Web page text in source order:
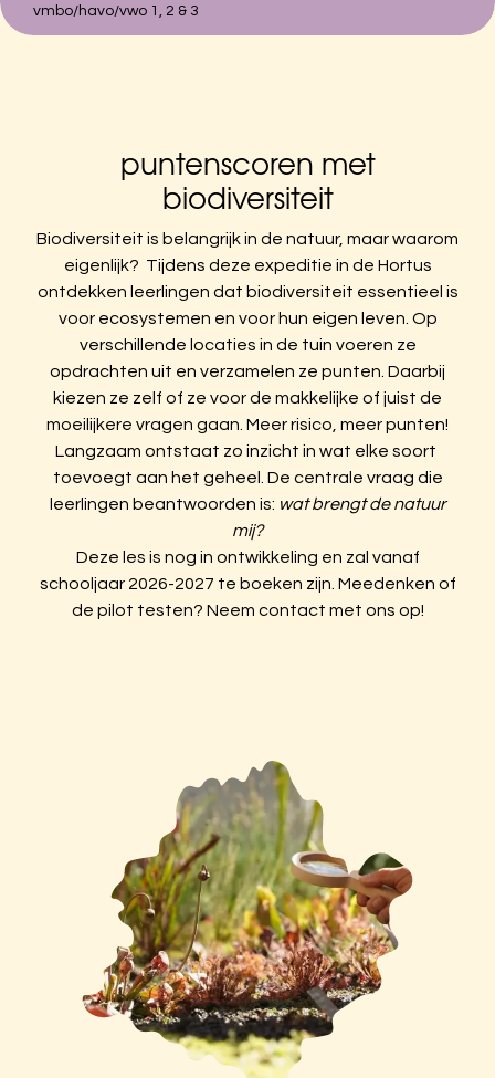
Zoeken naar:
1018DD Amsterdam
vmbo/havo/vwo 1, 2 & 3
puntenscoren met
biodiversiteit
Biodiversiteit is belangrijk in de natuur, maar waarom
eigenlijk? Tijdens deze expeditie in de Hortus
ontdekken leerlingen dat biodiversiteit essentieel is
voor ecosystemen en voor hun eigen leven. Op
verschillende locaties in de tuin voeren ze
opdrachten uit en verzamelen ze punten. Daarbij
kiezen ze zelf of ze voor de makkelijke of juist de
moeilijkere vragen gaan. Meer risico, meer punten!
Langzaam ontstaat zo inzicht in wat elke soort
toevoegt aan het geheel. De centrale vraag die
leerlingen beantwoorden is: wat brengt de natuur
mij?
Deze les is nog in ontwikkeling en zal vanaf
schooljaar 2026-2027 te boeken zijn. Meedenken of
de pilot testen? Neem contact met ons op!